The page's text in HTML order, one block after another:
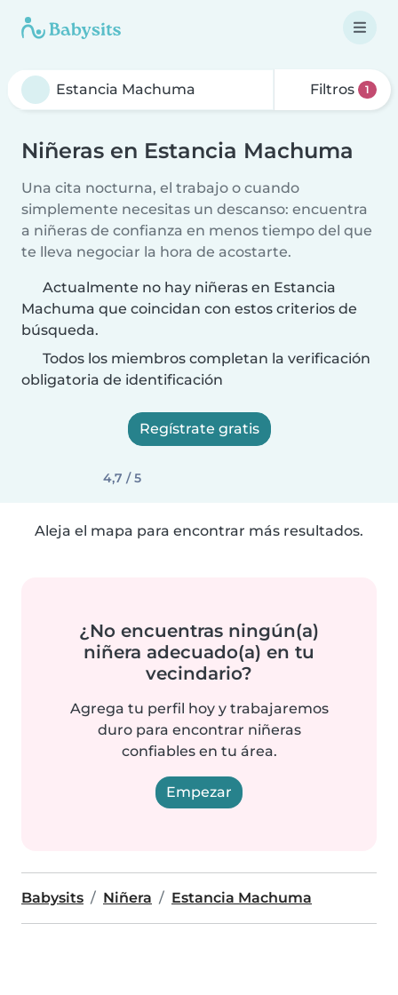
Filtros 1
Niñeras en Estancia Machuma
Una cita nocturna, el trabajo o cuando
simplemente necesitas un descanso: encuentra
a niñeras de confianza en menos tiempo del que
te lleva negociar la hora de acostarte.
Actualmente no hay niñeras en Estancia
Machuma que coincidan con estos criterios de
búsqueda.
Todos los miembros completan la verificación
obligatoria de identificación
Regístrate gratis
4,7 / 5
Aleja el mapa para encontrar más resultados.
¿No encuentras ningún(a)
niñera adecuado(a) en tu
vecindario?
Agrega tu perfil hoy y trabajaremos
duro para encontrar niñeras
confiables en tu área.
Empezar
Babysits Niñera Estancia Machuma